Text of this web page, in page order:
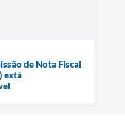
de Nota Fiscal
está